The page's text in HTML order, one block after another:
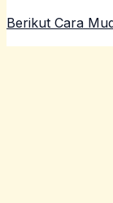
Berikut Cara